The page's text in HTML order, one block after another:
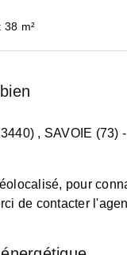
38 m²
, SAVOIE (73)
pour
de contacter